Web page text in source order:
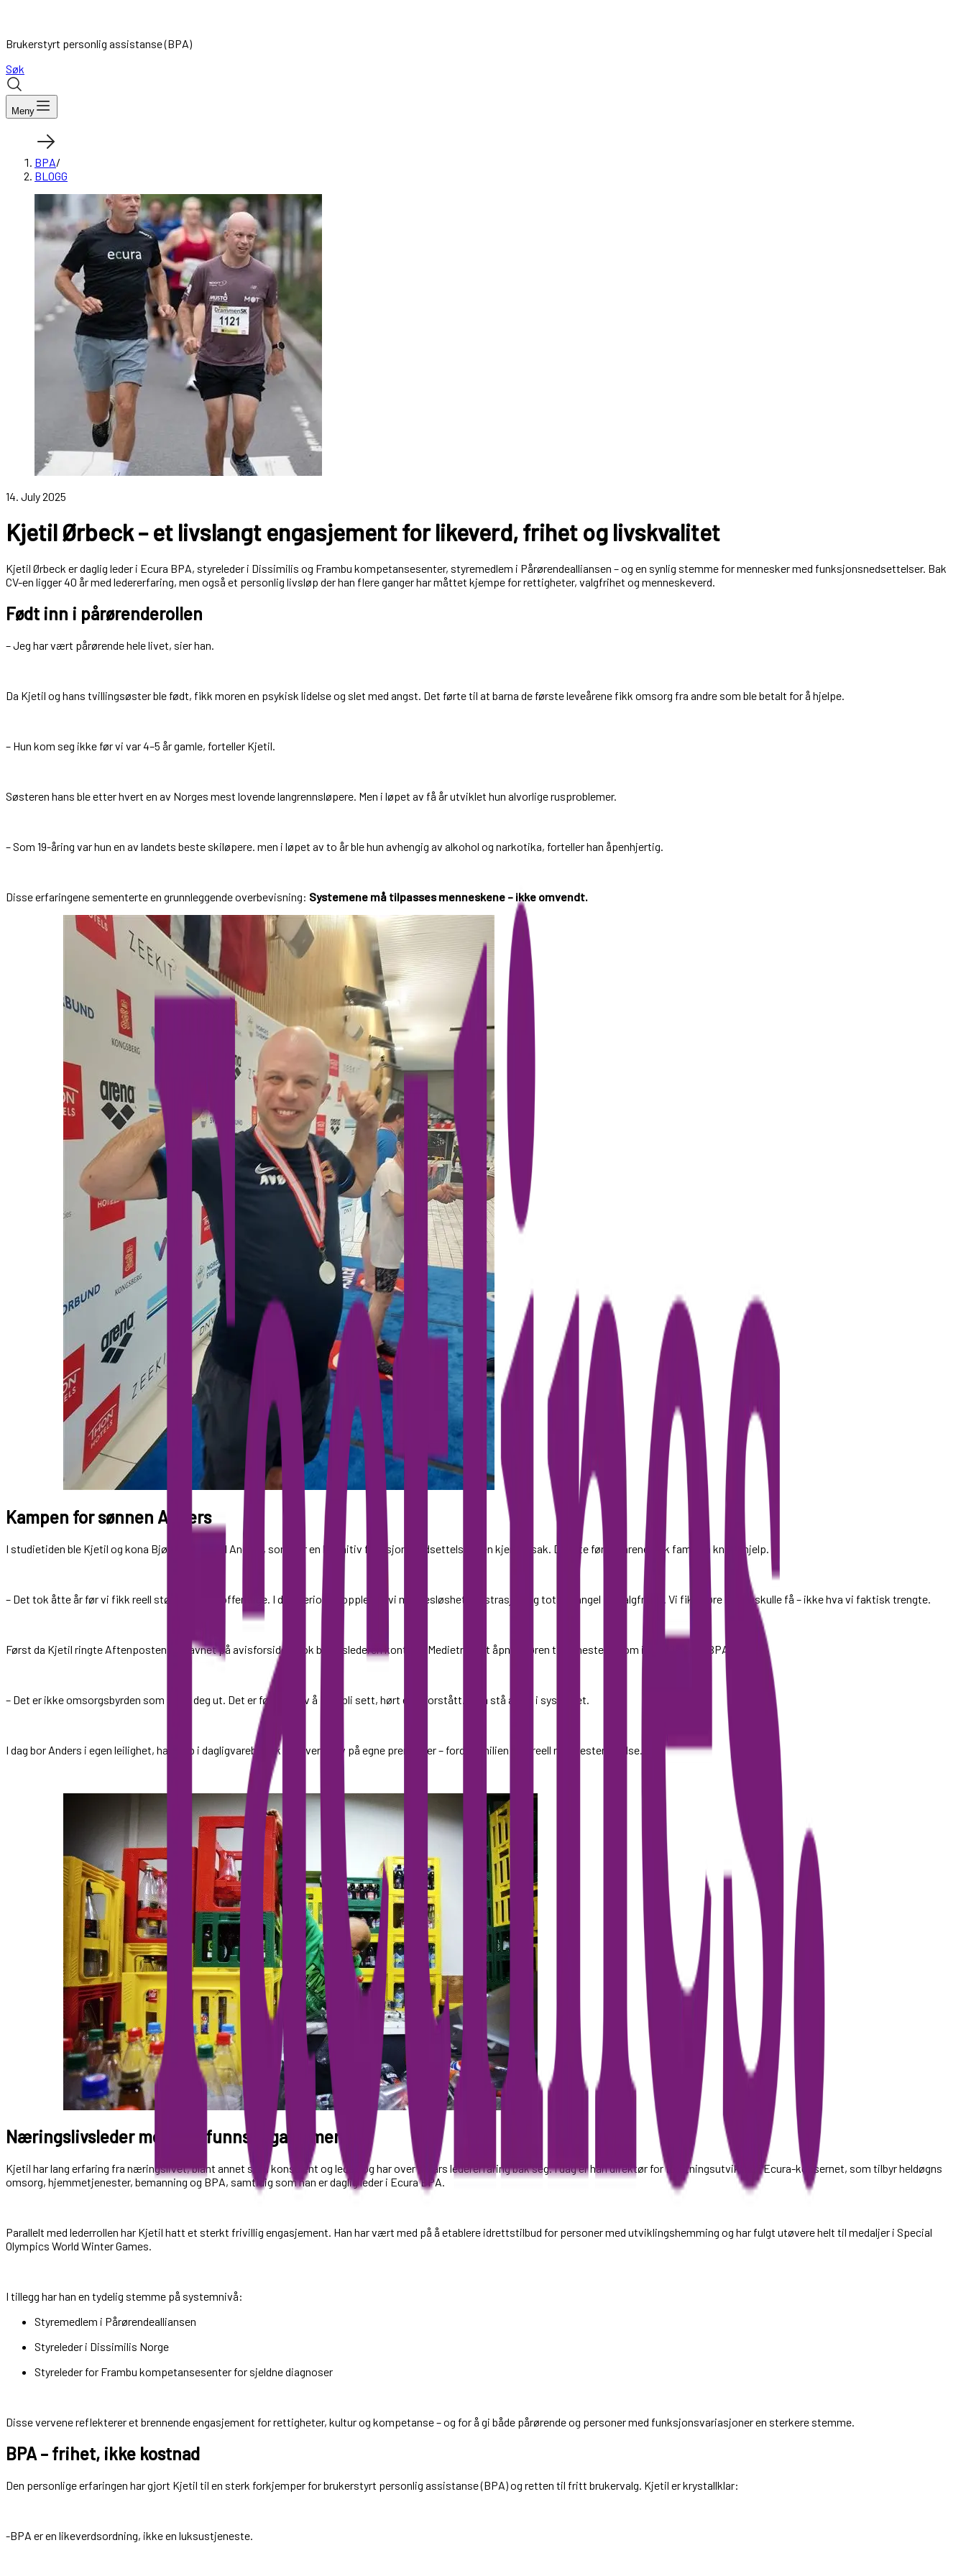
Brukerstyrt personlig assistanse (BPA)
Søk
Meny
BPA/
BLOGG
14. July 2025
Kjetil Ørbeck – et livslangt engasjement for likeverd, frihet og livskvalitet
Kjetil Ørbeck er daglig leder i Ecura BPA, styreleder i Dissimilis og Frambu kompetansesenter, styremedlem i Pårørendealliansen – og en synlig stemme for mennesker med funksjonsnedsettelser. Bak
CV-en ligger 40 år med ledererfaring, men også et personlig livsløp der han flere ganger har måttet kjempe for rettigheter, valgfrihet og menneskeverd.
Født inn i pårørenderollen
– Jeg har vært pårørende hele livet, sier han.
Da Kjetil og hans tvillingsøster ble født, fikk moren en psykisk lidelse og slet med angst. Det førte til at barna de første leveårene fikk omsorg fra andre som ble betalt for å hjelpe.
– Hun kom seg ikke før vi var 4–5 år gamle, forteller Kjetil.
Søsteren hans ble etter hvert en av Norges mest lovende langrennsløpere. Men i løpet av få år utviklet hun alvorlige rusproblemer.
– Som 19-åring var hun en av landets beste skiløpere. men i løpet av to år ble hun avhengig av alkohol og narkotika, forteller han åpenhjertig.
Disse erfaringene sementerte en grunnleggende overbevisning: Systemene må tilpasses menneskene – ikke omvendt.
Kampen for sønnen Anders
I studietiden ble Kjetil og kona Bjørg foreldre til Anders, som har en kognitiv funksjonsnedsettelse uten kjent årsak. De åtte første årene fikk familien knapt hjelp.
– Det tok åtte år før vi fikk reell støtte fra det offentlige. I den perioden opplevde vi maktesløshet, frustrasjon og total mangel på valgfrihet. Vi fikk høre hva vi skulle få – ikke hva vi faktisk trengte.
Først da Kjetil ringte Aftenposten og havnet på avisforsiden, tok byrådslederen kontakt. Medietrykket åpnet døren til tjenestene som i dag tilsvarer BPA.
– Det er ikke omsorgsbyrden som sliter deg ut. Det er følelsen av å ikke bli sett, hørt eller forstått. Av å stå alene i systemet.
I dag bor Anders i egen leilighet, har jobb i dagligvarebutikk og lever et liv på egne premisser – fordi familien fikk reell medbestemmelse.
Næringslivsleder med samfunnsengasjement
Kjetil har lang erfaring fra næringslivet, blant annet som konsulent og leder, og har over 40 års ledererfaring bak seg. I dag er han direktør for foretningsutvikling i Ecura-konsernet, som tilbyr heldøgns
omsorg, hjemmetjenester, bemanning og BPA, samtidig som han er daglig leder i Ecura BPA.
Parallelt med lederrollen har Kjetil hatt et sterkt frivillig engasjement. Han har vært med på å etablere idrettstilbud for personer med utviklingshemming og har fulgt utøvere helt til medaljer i Special
Olympics World Winter Games.
I tillegg har han en tydelig stemme på systemnivå:
Styremedlem i Pårørendealliansen
Styreleder i Dissimilis Norge
Styreleder for Frambu kompetansesenter for sjeldne diagnoser
Disse vervene reflekterer et brennende engasjement for rettigheter, kultur og kompetanse – og for å gi både pårørende og personer med funksjonsvariasjoner en sterkere stemme.
BPA – frihet, ikke kostnad
Den personlige erfaringen har gjort Kjetil til en sterk forkjemper for brukerstyrt personlig assistanse (BPA) og retten til fritt brukervalg. Kjetil er krystallklar:
-BPA er en likeverdsordning, ikke en luksustjeneste.